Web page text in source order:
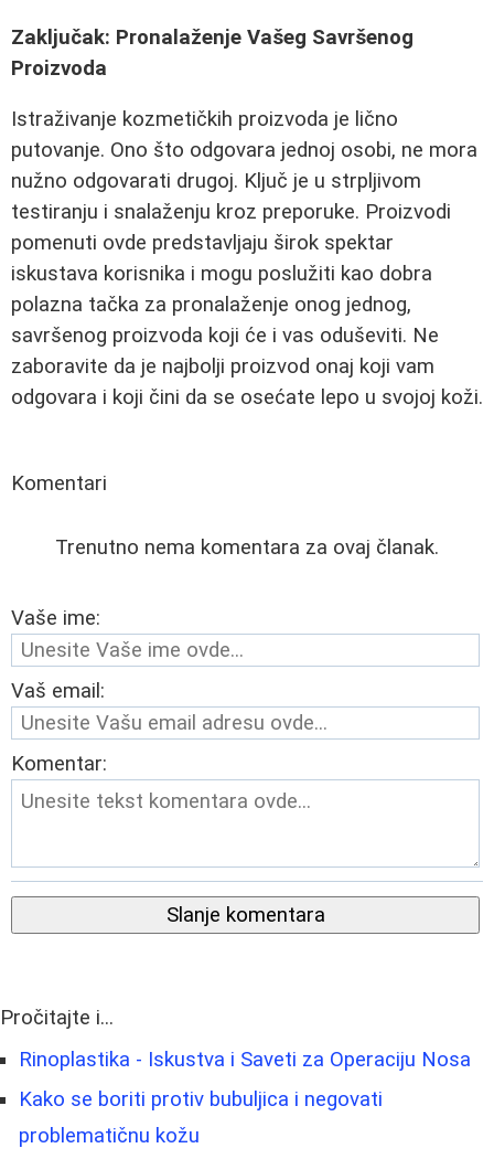
Zaključak: Pronalaženje Vašeg Savršenog
Proizvoda
Istraživanje kozmetičkih proizvoda je lično
putovanje. Ono što odgovara jednoj osobi, ne mora
nužno odgovarati drugoj. Ključ je u strpljivom
testiranju i snalaženju kroz preporuke. Proizvodi
pomenuti ovde predstavljaju širok spektar
iskustava korisnika i mogu poslužiti kao dobra
polazna tačka za pronalaženje onog jednog,
savršenog proizvoda koji će i vas oduševiti. Ne
zaboravite da je najbolji proizvod onaj koji vam
odgovara i koji čini da se osećate lepo u svojoj koži.
Komentari
Trenutno nema komentara za ovaj članak.
Vaše ime:
Vaš email:
Komentar:
Slanje komentara
Pročitajte i...
Rinoplastika - Iskustva i Saveti za Operaciju Nosa
Kako se boriti protiv bubuljica i negovati
problematičnu kožu